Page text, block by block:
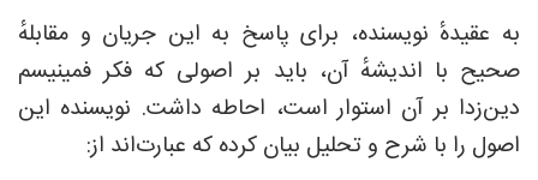
به عقیدهٔ نویسنده، برای پاسخ به این جریان و مقابلهٔ
صحیح با اندیشهٔ آن، باید بر اصولی که فکر فمینیسم
دین‌زدا بر آن استوار است، احاطه داشت. نویسنده این
اصول را با شرح و تحلیل بیان کرده که عبارت‌اند از: